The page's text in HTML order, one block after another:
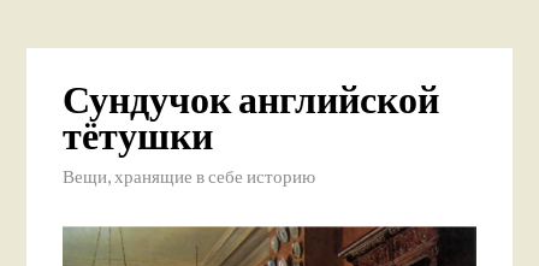
Сундучок английской
тётушки
Вещи, хранящие в себе историю